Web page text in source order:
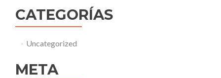
CATEGORÍAS
Uncategorized
META